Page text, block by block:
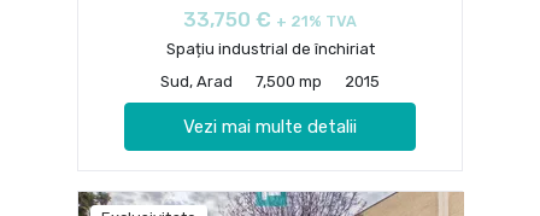
33,750 € + 21% TVA
Spațiu industrial de închiriat
Sud, Arad
7,500 mp 2015
Vezi mai multe detalii